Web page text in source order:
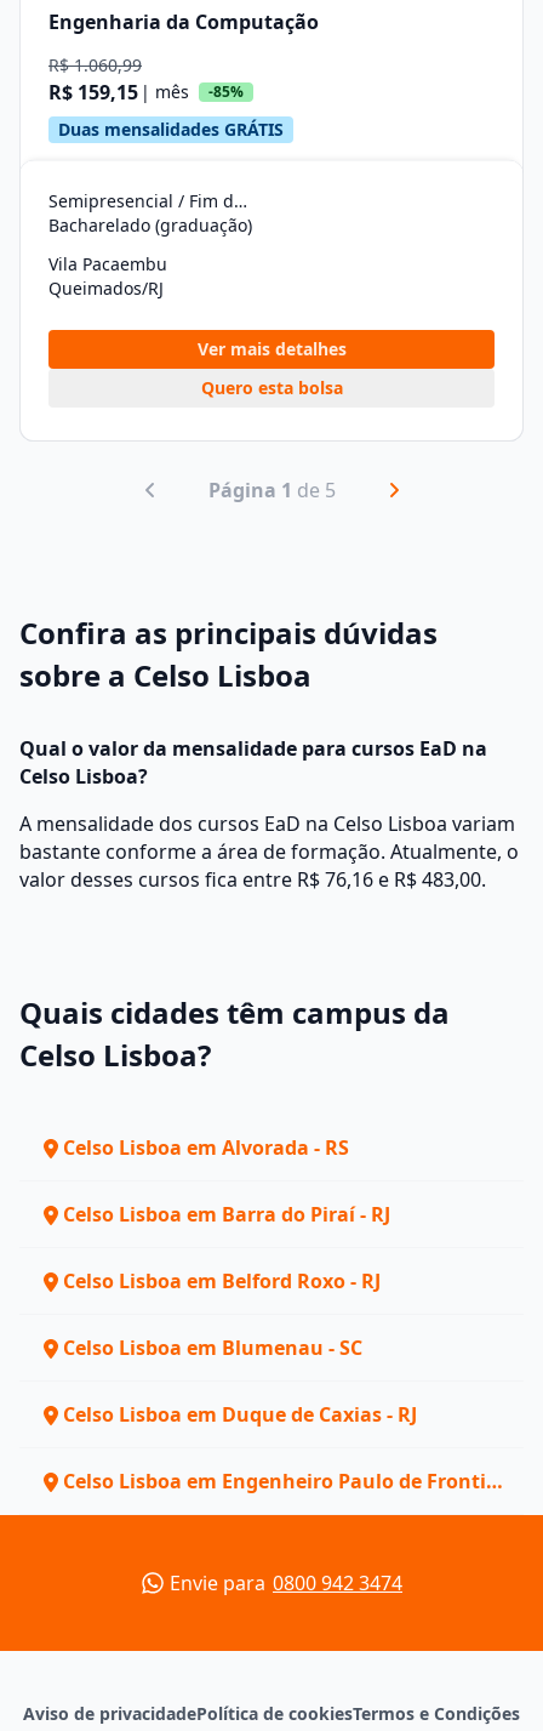
Engenharia da Computação
R$ 1.060,99
R$ 159,15 | mês -85%
Duas mensalidades GRÁTIS
Semipresencial / Fim de Semana
Bacharelado (graduação)
Vila Pacaembu
Queimados/RJ
Ver mais detalhes
Quero esta bolsa
Página 1 de 5
Confira as principais dúvidas
sobre a Celso Lisboa
Qual o valor da mensalidade para cursos EaD na
Celso Lisboa?
A mensalidade dos cursos EaD na Celso Lisboa variam
bastante conforme a área de formação. Atualmente, o
valor desses cursos fica entre R$ 76,16 e R$ 483,00.
Quais cidades têm campus da
Celso Lisboa?
Celso Lisboa em Alvorada - RS
Celso Lisboa em Barra do Piraí - RJ
Celso Lisboa em Belford Roxo - RJ
Celso Lisboa em Blumenau - SC
Celso Lisboa em Duque de Caxias - RJ
Celso Lisboa em Engenheiro Paulo de Frontin
- RJ
Envie para 0800 942 3474
Aviso de privacidadePolítica de cookiesTermos e Condições